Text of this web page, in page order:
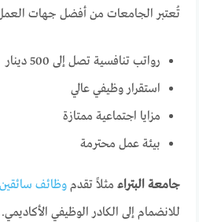
تُعتبر الجامعات من أفضل جهات
رواتب تنافسية تصل إلى 500 دينار
استقرار وظيفي عالي
مزايا اجتماعية ممتازة
بيئة عمل محترمة
جامعة البتراء مثلاً تقدموظائف
للانضمام إلى الكادر الوظيفي الأكاديمي.